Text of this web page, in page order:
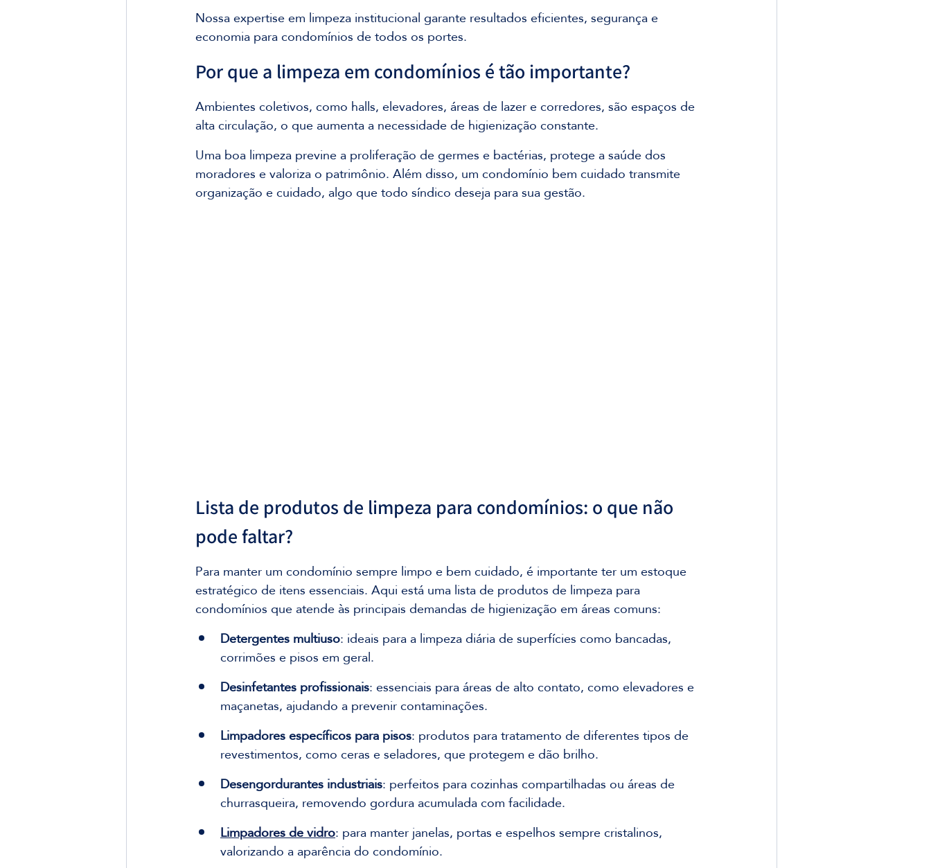
Nossa expertise em limpeza institucional garante resultados eficientes, segurança e
economia para condomínios de todos os portes.
Por que a limpeza em condomínios é tão importante?
Ambientes coletivos, como halls, elevadores, áreas de lazer e corredores, são espaços de
alta circulação, o que aumenta a necessidade de higienização constante.
Uma boa limpeza previne a proliferação de germes e bactérias, protege a saúde dos
moradores e valoriza o patrimônio. Além disso, um condomínio bem cuidado transmite
organização e cuidado, algo que todo síndico deseja para sua gestão.
Lista de produtos de limpeza para condomínios: o que não
pode faltar?
Para manter um condomínio sempre limpo e bem cuidado, é importante ter um estoque
estratégico de itens essenciais. Aqui está uma lista de produtos de limpeza para
condomínios que atende às principais demandas de higienização em áreas comuns:
Detergentes multiuso: ideais para a limpeza diária de superfícies como bancadas,
corrimões e pisos em geral.
Desinfetantes profissionais: essenciais para áreas de alto contato, como elevadores e
maçanetas, ajudando a prevenir contaminações.
Limpadores específicos para pisos: produtos para tratamento de diferentes tipos de
revestimentos, como ceras e seladores, que protegem e dão brilho.
Desengordurantes industriais: perfeitos para cozinhas compartilhadas ou áreas de
churrasqueira, removendo gordura acumulada com facilidade.
Limpadores de vidro: para manter janelas, portas e espelhos sempre cristalinos,
valorizando a aparência do condomínio.